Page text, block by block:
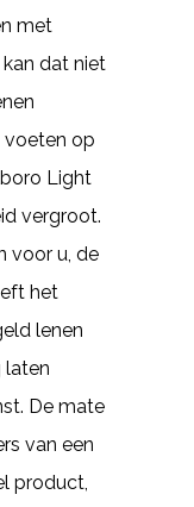
met
dat niet
op
Light
vergroot.
voor u, de
het
lenen
laten
De mate
van een
product,